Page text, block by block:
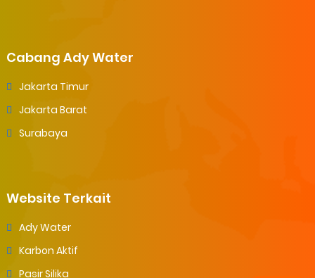
Cabang Ady Water
Jakarta Timur
Jakarta Barat
Surabaya
Website Terkait
Ady Water
Karbon Aktif
Pasir Silika